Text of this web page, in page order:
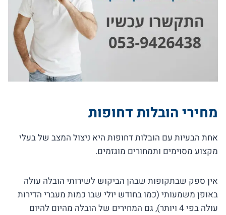
מחירי הובלות דחופות
אחת הבעיות עם הובלות דחופות היא ניצול המצב של בעלי
מקצוע מסוימים ותמחורים מוגזמים.
אין ספק שבתקופות שבהן הביקוש לשירותי הובלה עולה
באופן משמעותי (כמו בחודש יולי שבו כמות מעברי הדירות
עולה בפי 4 ויותר), גם המחירים של הובלה מהיום להיום